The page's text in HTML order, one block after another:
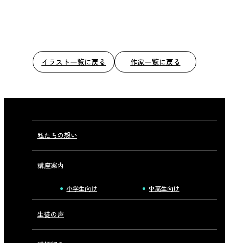
イラスト一覧に戻る 作家一覧に戻る
私たちの想い
講座案内
小学生向け 中高生向け
生徒の声